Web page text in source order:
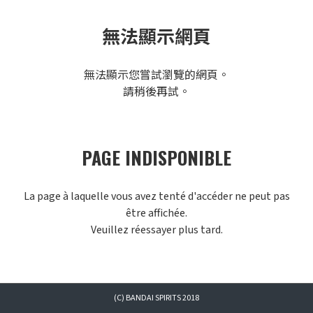
無法顯示網頁
無法顯示您嘗試瀏覽的網頁。
請稍後再試。
PAGE INDISPONIBLE
La page à laquelle vous avez tenté d'accéder ne peut pas
être affichée.
Veuillez réessayer plus tard.
(C) BANDAI SPIRITS 2018